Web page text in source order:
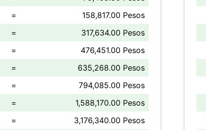
=
158,817.00 Pesos
=
317,634.00 Pesos
=
476,451.00 Pesos
=
635,268.00 Pesos
=
794,085.00 Pesos
=
1,588,170.00 Pesos
= 3,176,340.00 Pesos